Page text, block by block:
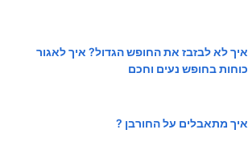
איך לא לבזבז את החופש הגדול? איך לאגור
כוחות בחופש נעים וחכם
איך מתאבלים על החורבן ?